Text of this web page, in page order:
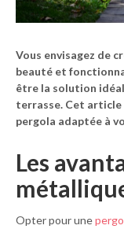
Vous envisagez de
beauté et
être la solution
terrasse. Cet
pergola adaptée à
Les
Opter pour une